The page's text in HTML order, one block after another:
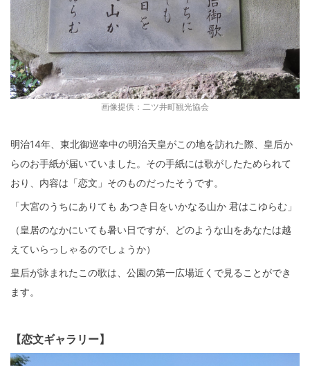
画像提供：二ツ井町観光協会
明治14年、東北御巡幸中の明治天皇がこの地を訪れた際、皇后か
らのお手紙が届いていました。その手紙には歌がしたためられて
おり、内容は「恋文」そのものだったそうです。
「大宮のうちにありても あつき日をいかなる山か 君はこゆらむ」
（皇居のなかにいても暑い日ですが、どのような山をあなたは越
えていらっしゃるのでしょうか）
皇后が詠まれたこの歌は、公園の第一広場近くで見ることができ
ます。
【恋文ギャラリー】